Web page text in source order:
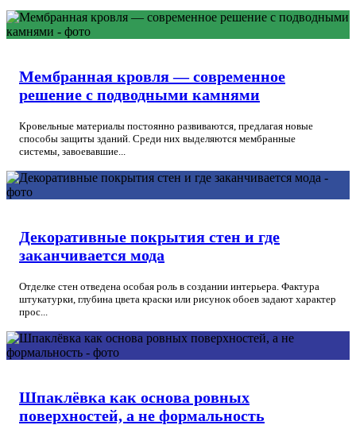
Мембранная кровля — современное
решение с подводными камнями
Кровельные материалы постоянно развиваются, предлагая новые
способы защиты зданий. Среди них выделяются мембранные
системы, завоевавшие...
Декоративные покрытия стен и где
заканчивается мода
Отделке стен отведена особая роль в создании интерьера. Фактура
штукатурки, глубина цвета краски или рисунок обоев задают характер
прос...
Шпаклёвка как основа ровных
поверхностей, а не формальность